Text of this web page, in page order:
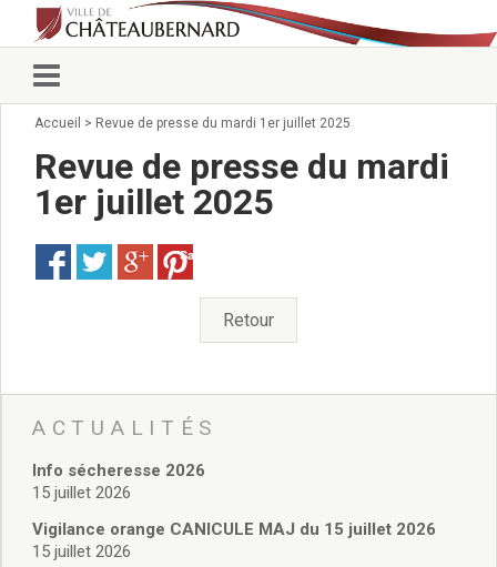
Vie municipale
Conseillers municipaux
Commissions 2026
Arrêtés du Maire
Services municipaux
Pour venir nous voir
administratives
Services Techniques
Affaires Scolaires
Vie associative
Police Municipale/règlementation
Cimetière/réglementation funéraire
Accueil > Revue de presse du mardi 1er juillet 2025
Revue de presse du mardi
1er juillet 2025
Save
Retour
ACTUALITÉS
Info sécheresse 2026
15 juillet 2026
Vigilance orange CANICULE MAJ du 15 juillet 2026
15 juillet 2026